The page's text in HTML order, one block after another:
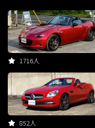
1716人
852人